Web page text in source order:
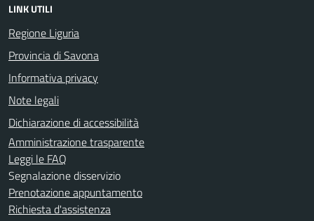
LINK UTILI
Regione Liguria
Provincia di Savona
Informativa privacy
Note legali
Dichiarazione di accessibilità
Amministrazione trasparente
Leggi le FAQ
Segnalazione disservizio
Prenotazione appuntamento
Richiesta d'assistenza